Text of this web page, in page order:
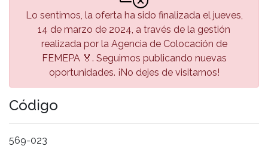
Lo sentimos, la oferta ha sido finalizada el jueves,
14 de marzo de 2024, a través de la gestión
realizada por la Agencia de Colocación de
FEMEPA 🏅. Seguimos publicando nuevas
oportunidades. ¡No dejes de visitarnos!
Código
569-023